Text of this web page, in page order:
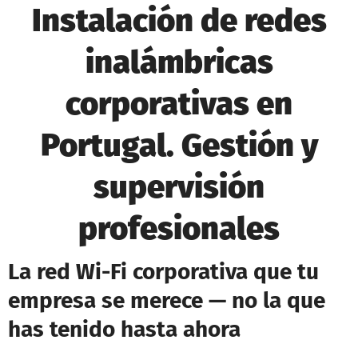
Instalación de redes
inalámbricas
corporativas en
Portugal. Gestión y
supervisión
profesionales
La red Wi-Fi corporativa que tu
empresa se merece — no la que
has tenido hasta ahora